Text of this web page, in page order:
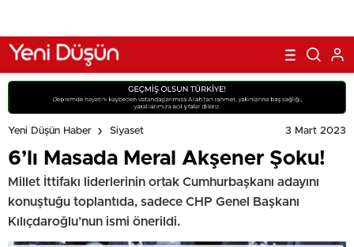
Yeni Düşün Haber Siyaset 3 Mart 2023
6’lı Masada Meral Akşener Şoku!
Millet İttifakı liderlerinin ortak Cumhurbaşkanı adayını
konuştuğu toplantıda, sadece CHP Genel Başkanı
Kılıçdaroğlu’nun ismi önerildi.